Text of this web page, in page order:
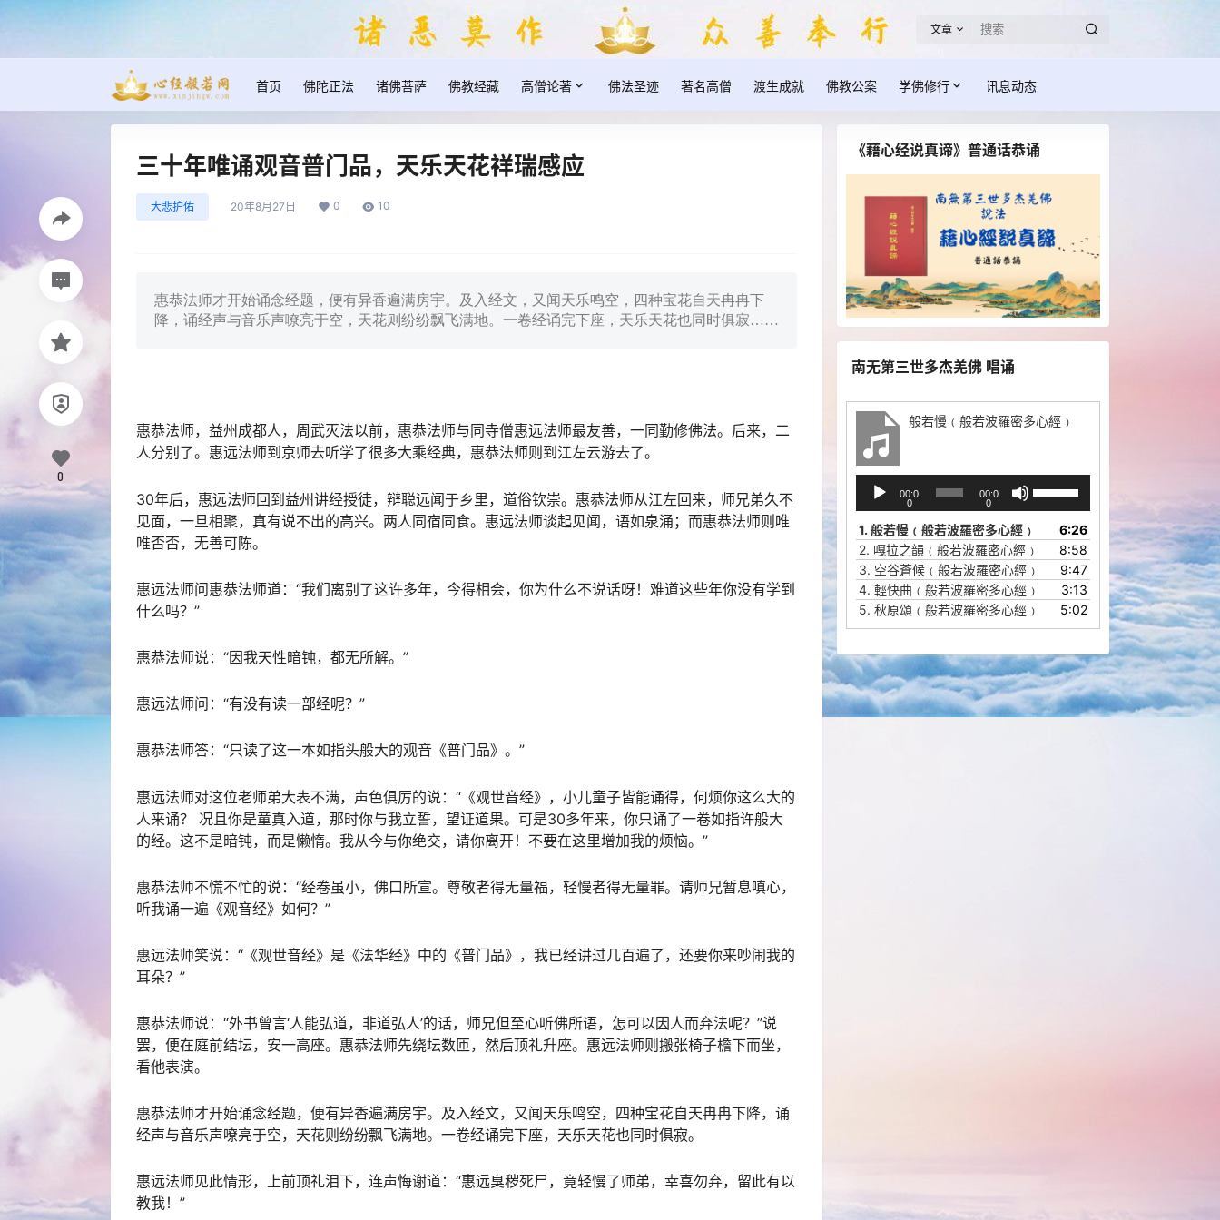
文章
首页 佛陀正法 诸佛菩萨 佛教经藏 高僧论著 佛法圣迹 著名高僧 渡生成就 佛教公案 学佛修行 讯息动态
三十年唯诵观音普门品，天乐天花祥瑞感应
大悲护佑 20年8月27日 0 10
惠恭法师才开始诵念经题，便有异香遍满房宇。及入经文，又闻天乐鸣空，四种宝花自天冉冉下
降，诵经声与音乐声嘹亮于空，天花则纷纷飘飞满地。一卷经诵完下座，天乐天花也同时俱寂……
惠恭法师，益州成都人，周武灭法以前，惠恭法师与同寺僧惠远法师最友善，一同勤修佛法。后来，二
人分别了。惠远法师到京师去听学了很多大乘经典，惠恭法师则到江左云游去了。
30年后，惠远法师回到益州讲经授徒，辩聪远闻于乡里，道俗钦崇。惠恭法师从江左回来，师兄弟久不
见面，一旦相聚，真有说不出的高兴。两人同宿同食。惠远法师谈起见闻，语如泉涌；而惠恭法师则唯
唯否否，无善可陈。
惠远法师问惠恭法师道：“我们离别了这许多年，今得相会，你为什么不说话呀！难道这些年你没有学到
什么吗？”
惠恭法师说：“因我天性暗钝，都无所解。”
惠远法师问：“有没有读一部经呢？”
惠恭法师答：“只读了这一本如指头般大的观音《普门品》。”
惠远法师对这位老师弟大表不满，声色俱厉的说：“《观世音经》，小儿童子皆能诵得，何烦你这么大的
人来诵？ 况且你是童真入道，那时你与我立誓，望证道果。可是30多年来，你只诵了一卷如指许般大
的经。这不是暗钝，而是懒惰。我从今与你绝交，请你离开！不要在这里增加我的烦恼。”
惠恭法师不慌不忙的说：“经卷虽小，佛口所宣。尊敬者得无量福，轻慢者得无量罪。请师兄暂息嗔心，
听我诵一遍《观音经》如何？”
惠远法师笑说：“《观世音经》是《法华经》中的《普门品》，我已经讲过几百遍了，还要你来吵闹我的
耳朵？”
惠恭法师说：“外书曾言‘人能弘道，非道弘人’的话，师兄但至心听佛所语，怎可以因人而弃法呢？”说
罢，便在庭前结坛，安一高座。惠恭法师先绕坛数匝，然后顶礼升座。惠远法师则搬张椅子檐下而坐，
看他表演。
惠恭法师才开始诵念经题，便有异香遍满房宇。及入经文，又闻天乐鸣空，四种宝花自天冉冉下降，诵
经声与音乐声嘹亮于空，天花则纷纷飘飞满地。一卷经诵完下座，天乐天花也同时俱寂。
惠远法师见此情形，上前顶礼泪下，连声悔谢道：“惠远臭秽死尸，竟轻慢了师弟，幸喜勿弃，留此有以
教我！”
0
《藉心经说真谛》普通话恭诵
南无第三世多杰羌佛 唱诵
般若慢﹙般若波羅密多心經﹚
播
放
器
00:0
0
00:0
0
/
下
箭
头
键
增
高
或
降
1. 般若慢﹙般若波羅密多心經﹚
6:26
2. 嘎拉之韻﹙般若波羅密心經﹚
8:58
3. 空谷蒼候﹙般若波羅密心經﹚
9:47
4. 輕快曲﹙般若波羅密多心經﹚
3:13
5. 秋原頌﹙般若波羅密多心經﹚ 5:02